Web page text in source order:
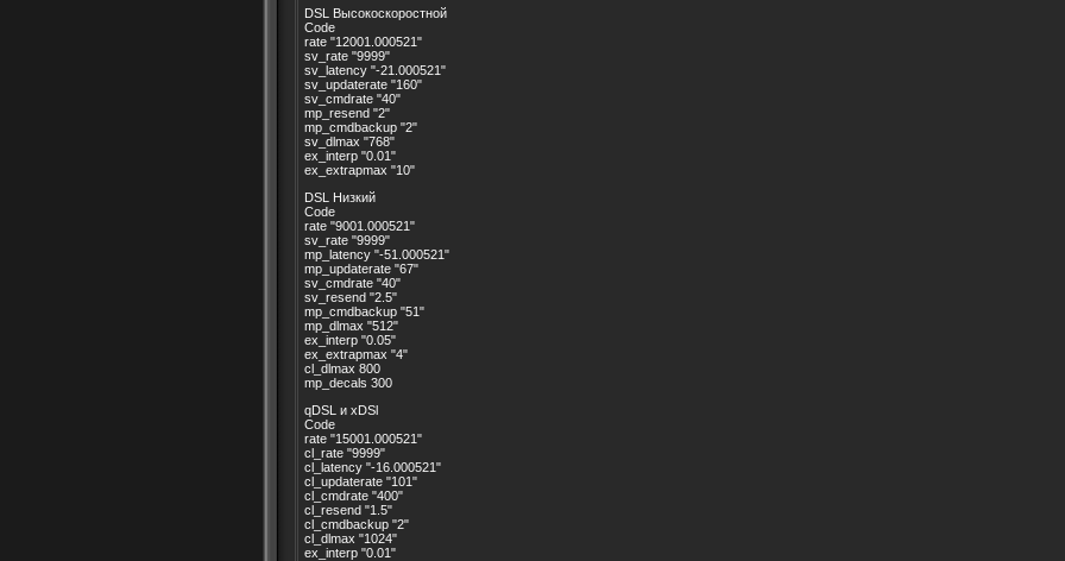
DSL Высокоскоростной
Code
rate "12001.000521"
sv_rate "9999"
sv_latency "-21.000521"
sv_updaterate "160"
sv_cmdrate "40"
mp_resend "2"
mp_cmdbackup "2"
sv_dlmax "768"
ex_interp "0.01"
ex_extrapmax "10"
DSL Низкий
Code
rate "9001.000521"
sv_rate "9999"
mp_latency "-51.000521"
mp_updaterate "67"
sv_cmdrate "40"
sv_resend "2.5"
mp_cmdbackup "51"
mp_dlmax "512"
ex_interp "0.05"
ex_extrapmax "4"
cl_dlmax 800
mp_decals 300
qDSL и xDSl
Code
rate "15001.000521"
cl_rate "9999"
cl_latency "-16.000521"
cl_updaterate "101"
cl_cmdrate "400"
cl_resend "1.5"
cl_cmdbackup "2"
cl_dlmax "1024"
ex_interp "0.01"